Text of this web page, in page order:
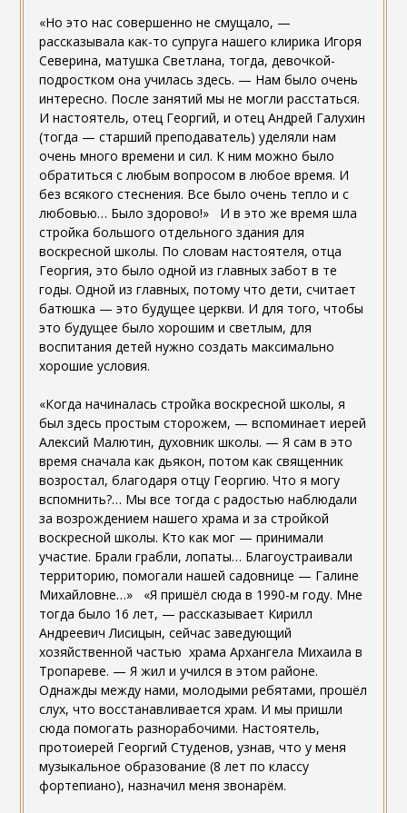
«Но это нас совершенно не смущало, —
рассказывала как-то супруга нашего клирика Игоря
Северина, матушка Светлана, тогда, девочкой-
подростком она училась здесь. — Нам было очень
интересно. После занятий мы не могли расстаться.
И настоятель, отец Георгий, и отец Андрей Галухин
(тогда — старший преподаватель) уделяли нам
очень много времени и сил. К ним можно было
обратиться с любым вопросом в любое время. И
без всякого стеснения. Все было очень тепло и с
любовью… Было здорово!» И в это же время шла
стройка большого отдельного здания для
воскресной школы. По словам настоятеля, отца
Георгия, это было одной из главных забот в те
годы. Одной из главных, потому что дети, считает
батюшка — это будущее церкви. И для того, чтобы
это будущее было хорошим и светлым, для
воспитания детей нужно создать максимально
хорошие условия.
«Когда начиналась стройка воскресной школы, я
был здесь простым сторожем, — вспоминает иерей
Алексий Малютин, духовник школы. — Я сам в это
время сначала как дьякон, потом как священник
возростал, благодаря отцу Георгию. Что я могу
вспомнить?… Мы все тогда с радостью наблюдали
за возрождением нашего храма и за стройкой
воскресной школы. Кто как мог — принимали
участие. Брали грабли, лопаты… Благоустраивали
территорию, помогали нашей садовнице — Галине
Михайловне…» «Я пришёл сюда в 1990-м году. Мне
тогда было 16 лет, — рассказывает Кирилл
Андреевич Лисицын, сейчас заведующий
хозяйственной частью храма Архангела Михаила в
Тропареве. — Я жил и учился в этом районе.
Однажды между нами, молодыми ребятами, прошёл
слух, что восстанавливается храм. И мы пришли
сюда помогать разнорабочими. Настоятель,
протоиерей Георгий Студенов, узнав, что у меня
музыкальное образование (8 лет по классу
фортепиано), назначил меня звонарём.